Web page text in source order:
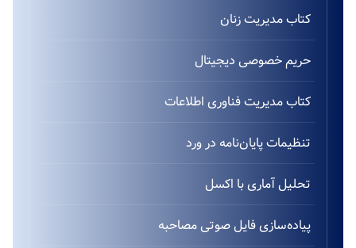
کتاب مدیریت زنان
حریم خصوصی دیجیتال
کتاب مدیریت فناوری اطلاعات
تنظیمات پایان‌نامه در ورد
تحلیل آماری با اکسل
پیاده‌سازی فایل صوتی مصاحبه